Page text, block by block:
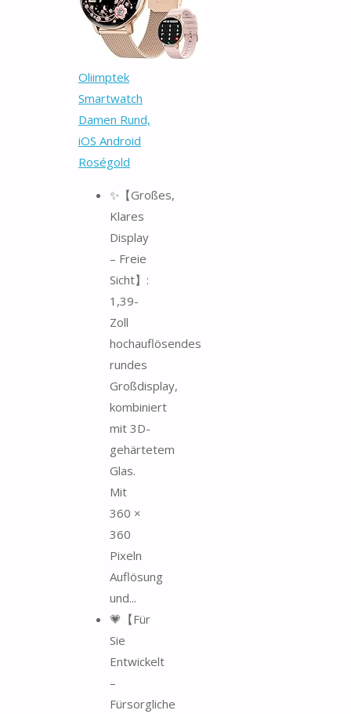
Oliimptek
Smartwatch
Damen Rund,
iOS Android
Roségold
✨【Großes,
Klares
Display
– Freie
Sicht】:
1,39-
Zoll
hochauflösendes
rundes
Großdisplay,
kombiniert
mit 3D-
gehärtetem
Glas.
Mit
360 ×
360
Pixeln
Auflösung
und...
💗【Für
Sie
Entwickelt
–
Fürsorgliche